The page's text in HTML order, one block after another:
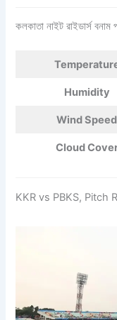
কলকাতা নাইট রাইডার্স
Humidity
Wind Speed
Cloud
KKR vs PBKS, Pitch